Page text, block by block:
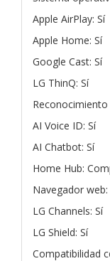
Apple AirPlay: Sí
Apple Home: Sí
Google Cast: Sí
LG ThinQ: Sí
AI Voice ID: Sí
AI Chatbot: Sí
Home Hub:
Navegador web:
LG Channels: Sí
LG Shield: Sí
Compatibilidad